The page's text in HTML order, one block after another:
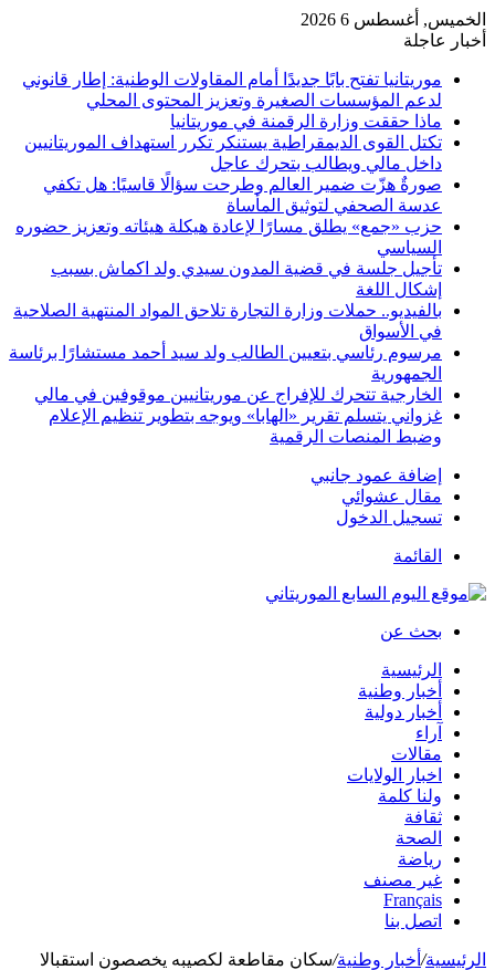
الخميس, أغسطس 6 2026
أخبار عاجلة
موريتانيا تفتح بابًا جديدًا أمام المقاولات الوطنية: إطار قانوني
لدعم المؤسسات الصغيرة وتعزيز المحتوى المحلي
ماذا حققت وزارة الرقمنة في موريتانيا
تكتل القوى الديمقراطية يستنكر تكرر استهداف الموريتانيين
داخل مالي ويطالب بتحرك عاجل
صورةٌ هزّت ضمير العالم وطرحت سؤالًا قاسيًا: هل تكفي
عدسة الصحفي لتوثيق المأساة
حزب «جمع» يطلق مسارًا لإعادة هيكلة هيئاته وتعزيز حضوره
السياسي
تأجيل جلسة في قضية المدون سيدي ولد اكماش بسبب
إشكال اللغة
بالفيديو.. حملات وزارة التجارة تلاحق المواد المنتهية الصلاحية
في الأسواق
مرسوم رئاسي بتعيين الطالب ولد سيد أحمد مستشارًا برئاسة
الجمهورية
الخارجية تتحرك للإفراج عن موريتانيين موقوفين في مالي
غزواني يتسلم تقرير «الهابا» ويوجه بتطوير تنظيم الإعلام
وضبط المنصات الرقمية
إضافة عمود جانبي
مقال عشوائي
تسجيل الدخول
القائمة
بحث عن
الرئيسية
أخبار وطنية
أخبار دولية
آراء
مقالات
اخبار الولايات
ولنا كلمة
ثقافة
الصحة
رياضة
غير مصنف
Français
اتصل بنا
الرئيسية/ أخبار وطنية/سكان مقاطعة لكصيبه يخصصون استقبالا